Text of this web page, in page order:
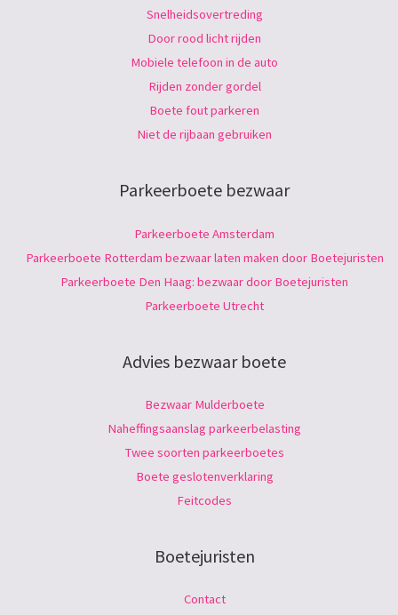
Snelheidsovertreding
Door rood licht rijden
Mobiele telefoon in de auto
Rijden zonder gordel
Boete fout parkeren
Niet de rijbaan gebruiken
Parkeerboete bezwaar
Parkeerboete Amsterdam
Parkeerboete Rotterdam bezwaar laten maken door Boetejuristen
Parkeerboete Den Haag: bezwaar door Boetejuristen
Parkeerboete Utrecht
Advies bezwaar boete
Bezwaar Mulderboete
Naheffingsaanslag parkeerbelasting
Twee soorten parkeerboetes
Boete geslotenverklaring
Feitcodes
Boetejuristen
Contact